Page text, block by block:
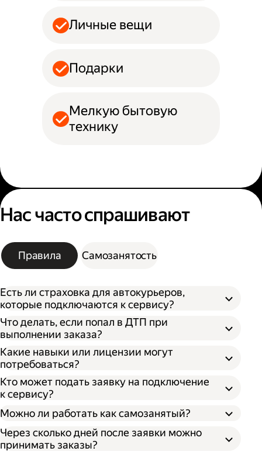
Личные вещи
Подарки
Мелкую бытовую
технику
Нас часто спрашивают
Правила Самозанятость
Есть ли страховка для автокурьеров,
которые подключаются к сервису?
Что делать, если попал в ДТП при
выполнении заказа?
Какие навыки или лицензии могут
потребоваться?
Кто может подать заявку на подключение
к сервису?
Можно ли работать как самозанятый?
Через сколько дней после заявки можно
принимать заказы?